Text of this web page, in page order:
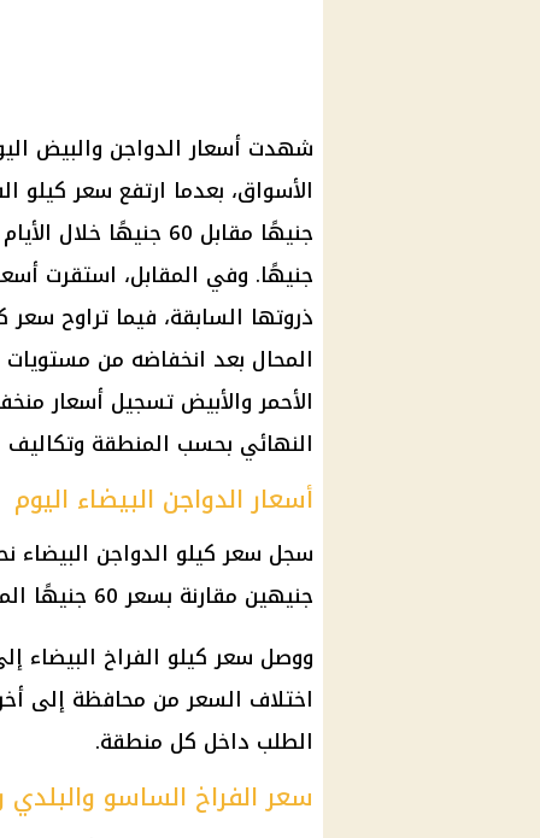
جنيهًا. وفي المقابل، استقرت
الأحمر والأبيض تسجيل أسعار
النهائي بحسب المنطقة وتكاليف
أسعار الدواجن البيضاء اليوم
جنيهين مقارنة بسعر 60 جنيهًا المسجل خلال الأيام السابقة.
اختلاف السعر من محافظة إلى
الطلب داخل كل منطقة.
سعر الفراخ الساسو والبلدي